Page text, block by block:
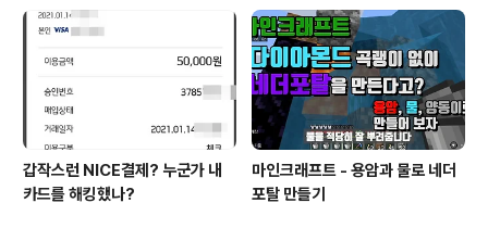
했었고 이번에는 리치골드 에지로 했습니다. 둘 다 맛있는
데 블랙 알리오 에지가 더 잘 어울리는 거 같네요. 제가 3조
각, 아내가 2조각, 둘째 아이는 겉에 빵 부분 먹고 각자 작
갑작스런 NICE결제? 누군가 내
카드를 해킹했나?
마인크래프트 - 용암과 물로 네더
포탈 만들기